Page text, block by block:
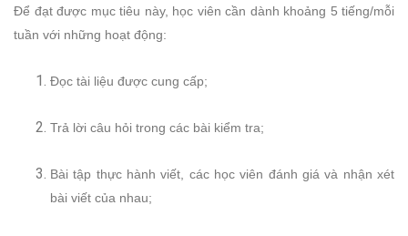
Để đạt được mục tiêu này, học viên cần dành khoảng 5 tiếng/mỗi
tuần với những hoạt động:
Đọc tài liệu được cung cấp;
Trả lời câu hỏi trong các bài kiểm tra;
Bài tập thực hành viết, các học viên đánh giá và nhận xét
bài viết của nhau;